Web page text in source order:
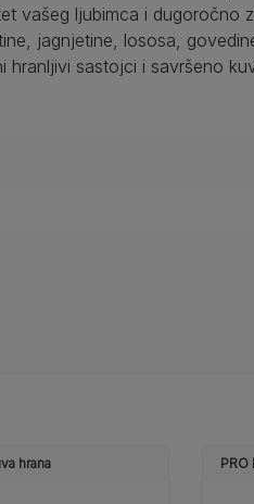
vašeg ljubimca i dugoročno
jagnjetine, lososa,
hranljivi sastojci i savršeno
hrana PRO